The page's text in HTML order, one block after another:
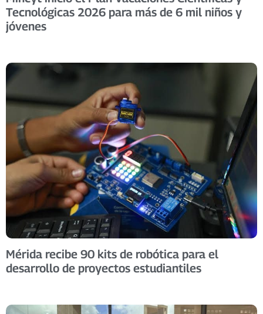
Tecnológicas 2026 para más de 6 mil niños y
jóvenes
Mérida recibe 90 kits de robótica para el
desarrollo de proyectos estudiantiles